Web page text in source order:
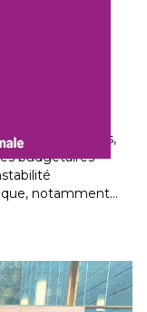
profondes,
budgétaires
notamment…